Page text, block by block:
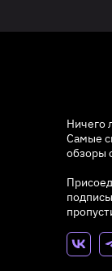
Ничего
Самые
обзоры